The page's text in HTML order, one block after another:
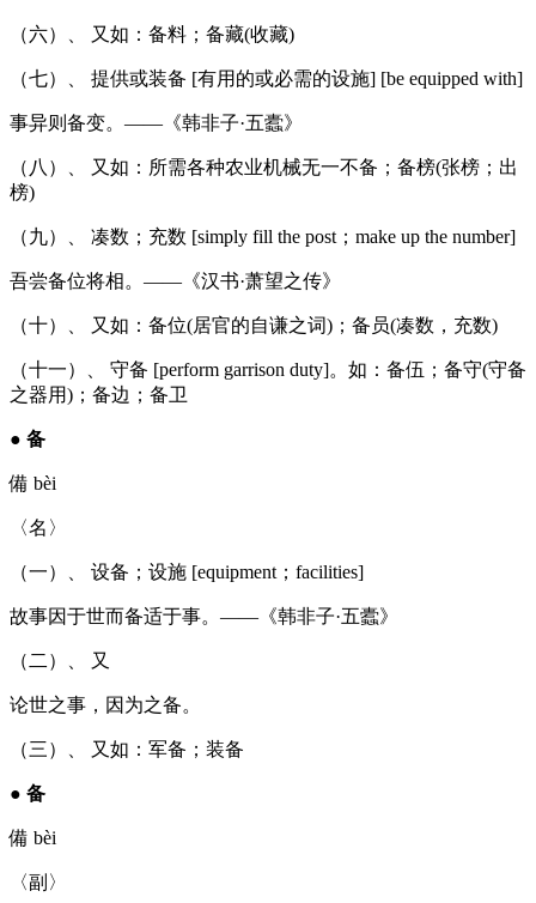
（六）、 又如：备料；备藏(收藏)
（七）、 提供或装备 [有用的或必需的设施] [be equipped with]
事异则备变。——《韩非子·五蠹》
（八）、 又如：所需各种农业机械无一不备；备榜(张榜；出
榜)
（九）、 凑数；充数 [simply fill the post；make up the number]
吾尝备位将相。——《汉书·萧望之传》
（十）、 又如：备位(居官的自谦之词)；备员(凑数，充数)
（十一）、 守备 [perform garrison duty]。如：备伍；备守(守备
之器用)；备边；备卫
● 备
備 bèi
〈名〉
（一）、 设备；设施 [equipment；facilities]
故事因于世而备适于事。——《韩非子·五蠹》
（二）、 又
论世之事，因为之备。
（三）、 又如：军备；装备
● 备
備 bèi
〈副〉